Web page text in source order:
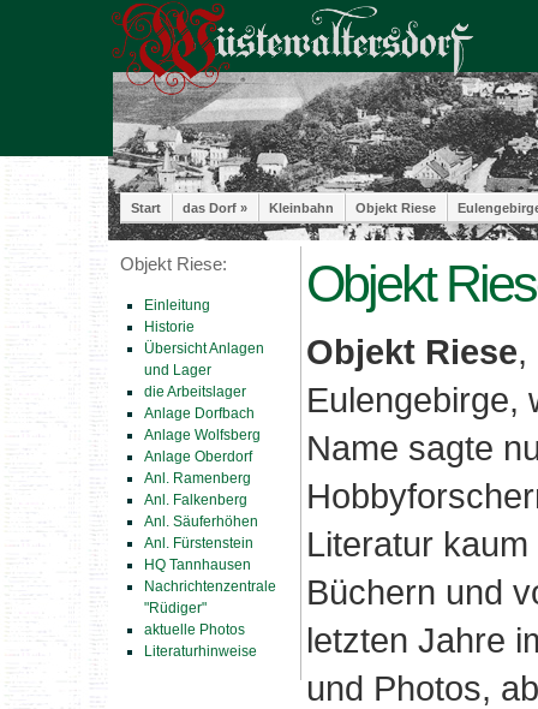
Start das Dorf » Kleinbahn Objekt Riese
Objekt Riese:
Einleitung
Historie
Übersicht Anlagen
und Lager
die Arbeitslager
Anlage Dorfbach
Anlage Wolfsberg
Anlage Oberdorf
Anl. Ramenberg
Anl. Falkenberg
Anl. Säuferhöhen
Anl. Fürstenstein
HQ Tannhausen
Nachrichtenzentrale
"Rüdiger"
aktuelle Photos
Literaturhinweise
Objekt
Objekt Riese,
Eulengebirge,
Name sagte
Literatur
Büchern und
letzten Jahre
und Photos,